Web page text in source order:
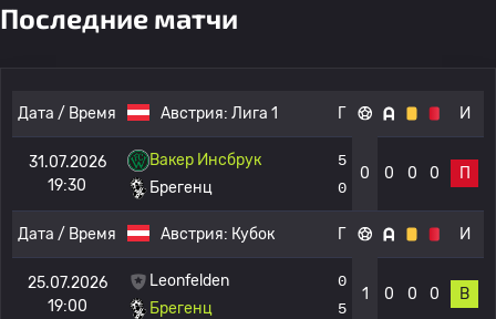
Последние матчи
Дата / Время Австрия: Лига 1 Г И
31.07.2026
19:30
Вакер Инсбрук
Брегенц
5
0
0 0 0 0 П
Дата / Время Австрия: Кубок Г И
25.07.2026
19:00
Leonfelden
Брегенц
0
5
1 0 0 0 В